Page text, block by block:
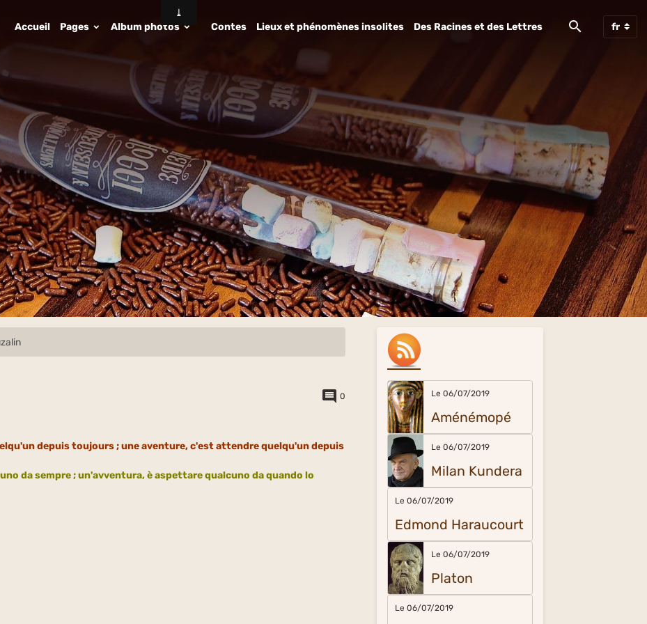
Accueil Pages Album photos Contes Lieux et phénomènes insolites Des Racines et des Lettres
0
depuis toujours ; une aventure, c'est attendre quelqu'un depuis
da sempre ; un'avventura, è aspettare qualcuno da quando lo
Le 06/07/2019
Aménémopé
Le 06/07/2019
Milan Kundera
Le 06/07/2019
Edmond Haraucourt
Le 06/07/2019
Platon
Le 06/07/2019